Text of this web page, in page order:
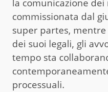
la comunicazione
commissionata dal
super partes,
dei suoi legali, gli
tempo sta
processuali.